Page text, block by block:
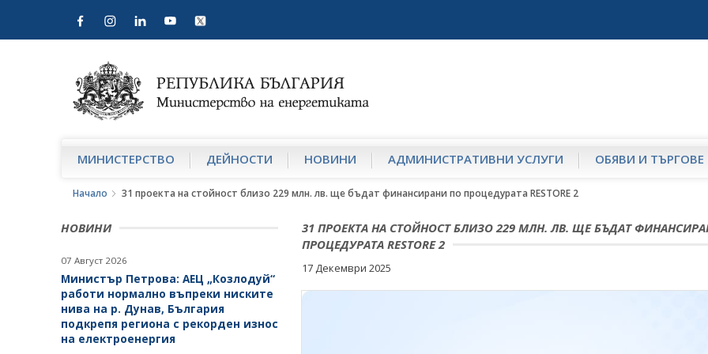
МИНИСТЕРСТВО ДЕЙНОСТИ НОВИНИ АДМИНИСТРАТИВНИ УСЛУГИ ОБЯВИ И ТЪРГОВЕ
Начало 31 проекта на стойност близо 229 млн. лв. ще бъдат финансирани по процедурата RESTORE 2
НОВИНИ
07 Август 2026
Министър Петрова: АЕЦ „Козлодуй“
работи нормално въпреки ниските
нива на р. Дунав, България
подкрепя региона с рекорден износ
на електроенергия
31 ПРОЕКТА НА СТОЙНОСТ БЛИЗО 229 МЛН. ЛВ. ЩЕ БЪДАТ
ПРОЦЕДУРАТА RESTORE 2
17 Декември 2025